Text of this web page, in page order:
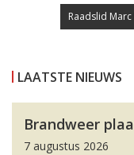
Raadslid
LAATSTE NIEUWS
Brandweer
7 augustus 2026